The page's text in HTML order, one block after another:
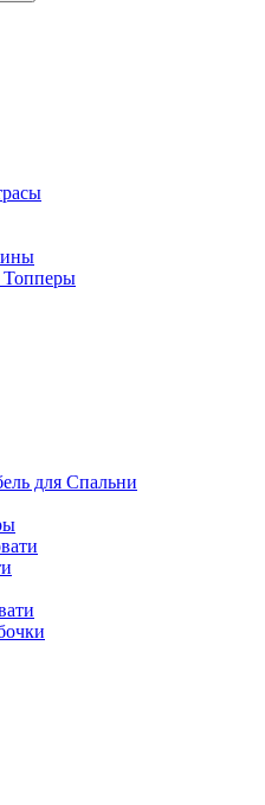
для Спальни